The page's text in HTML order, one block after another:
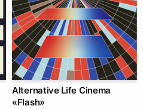
Alternative Life Cinema
«Flash»